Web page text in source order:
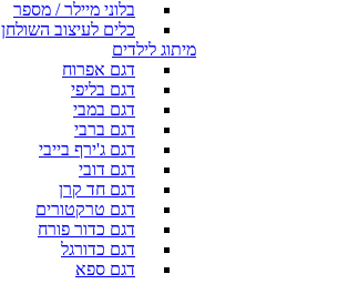
בלוני מיילר / מספר
כלים לעיצוב השולחן
מיתוג לילדים
דגם אפרוח
דגם בליפי
דגם במבי
דגם ברבי
דגם ג'ירף בייבי
דגם דובי
דגם חד קרן
דגם טרקטורים
דגם כדור פורח
דגם כדורגל
דגם ספא